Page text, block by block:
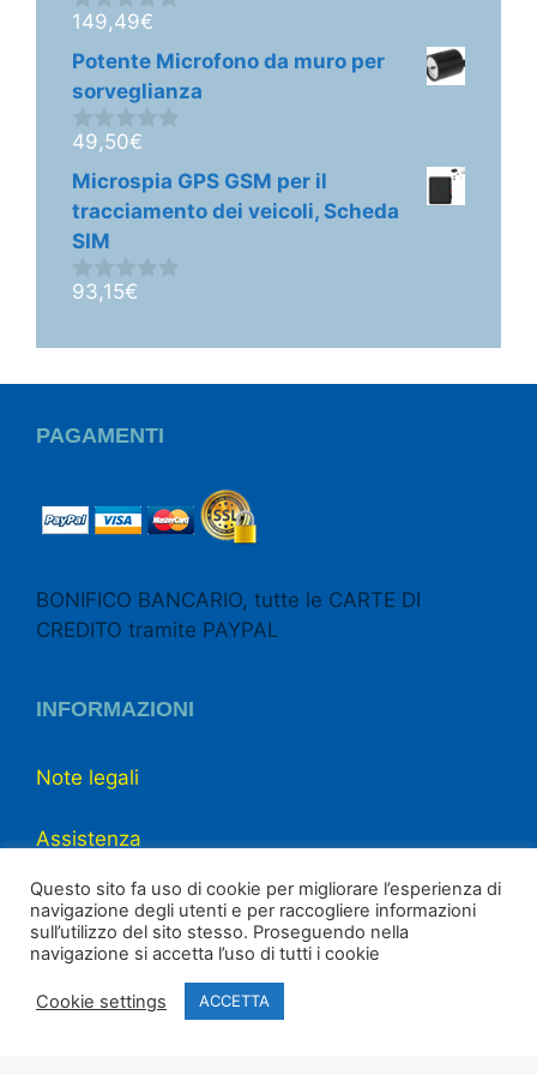
0
u
5
149,49€
Potente Microfono da muro per
sorveglianza
0
u
5
49,50€
Microspia GPS GSM per il
tracciamento dei veicoli, Scheda
SIM
0
93,15€
PAGAMENTI
BONIFICO BANCARIO, tutte le CARTE DI
CREDITO tramite PAYPAL
INFORMAZIONI
Note legali
Assistenza
Chi siamo
Contattaci
Questo sito fa uso di cookie per migliorare l’esperienza di
navigazione degli utenti e per raccogliere informazioni
sull’utilizzo del sito stesso. Proseguendo nella
navigazione si accetta l’uso di tutti i cookie
Cookie settings ACCETTA